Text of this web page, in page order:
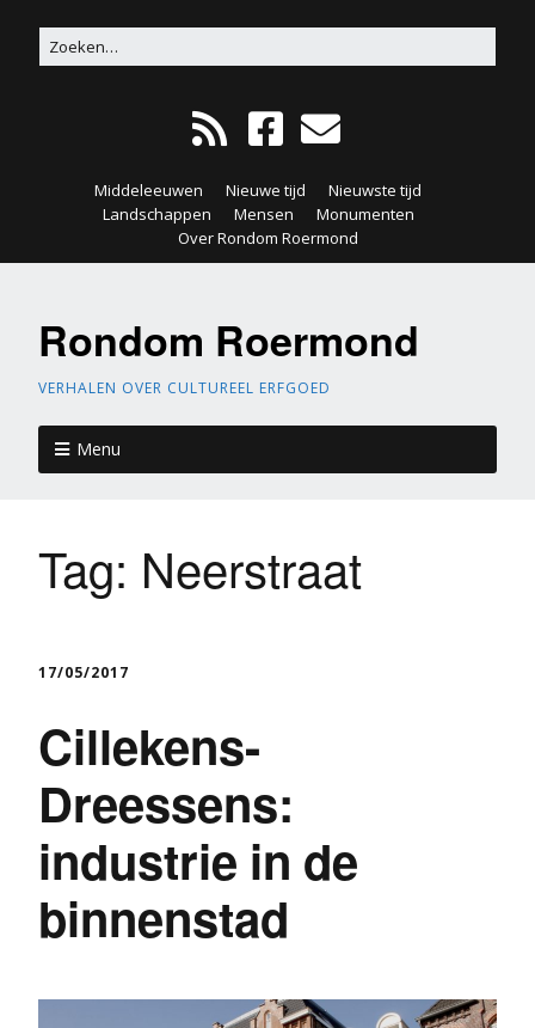
Middeleeuwen Nieuwe tijd
Nieuwste tijd
Landschappen
Mensen
Monumenten
Over Rondom Roermond
Rondom Roermond
VERHALEN OVER CULTUREEL ERFGOED
Menu
Tag: Neerstraat
17/05/2017
Cillekens-
Dreessens:
industrie in de
binnenstad